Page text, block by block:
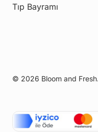
Tıp Bayramı
© 2026 Bloom and Fresh.